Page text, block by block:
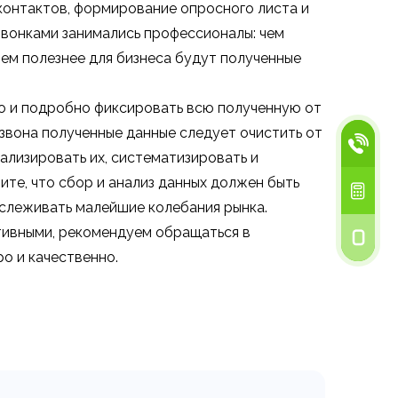
формирование опросного листа и
занимались профессионалы: чем
полезнее для бизнеса будут полученные
и подробно фиксировать всю полученную от
полученные данные следует очистить от
их, систематизировать и
что сбор и анализ данных должен быть
малейшие колебания рынка.
рекомендуем обращаться в
и качественно.